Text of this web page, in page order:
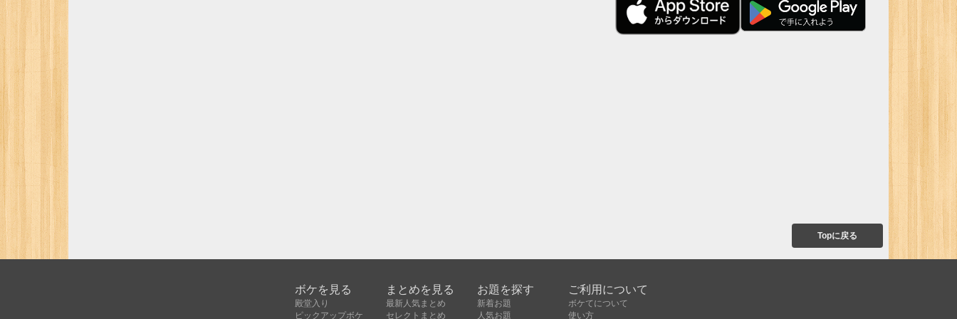
Topに戻る
ボケを見る
殿堂入り
ピックアップボケ
まとめを見る
最新人気まとめ
セレクトまとめ
お題を探す
新着お題
人気お題
ご利用について
ボケてについて
使い方